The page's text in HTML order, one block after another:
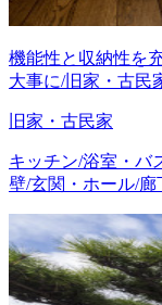
機能性と収納性を
大事に/旧家・古民
旧家・古民家
キッチン/浴室・バ
壁/玄関・ホール/